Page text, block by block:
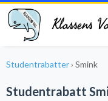
Klassens
Studentrabatter› Smink
Studentrabatt